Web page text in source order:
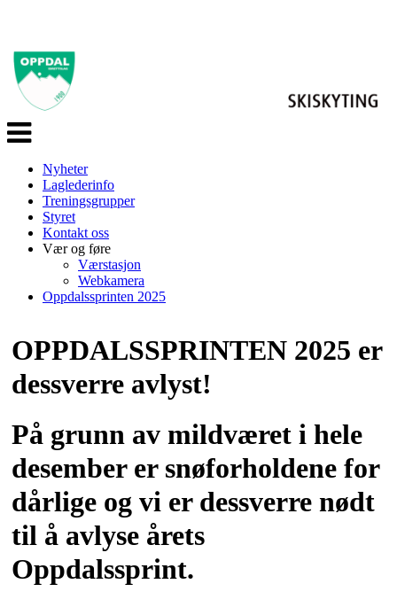
Veksle
navigasjon
Nyheter
Laglederinfo
Treningsgrupper
Styret
Kontakt oss
Vær og føre
Værstasjon
Webkamera
Oppdalssprinten 2025
OPPDALSSPRINTEN 2025 er
dessverre avlyst!
På grunn av mildværet i hele
desember er snøforholdene for
dårlige og vi er dessverre nødt
til å avlyse årets
Oppdalssprint.